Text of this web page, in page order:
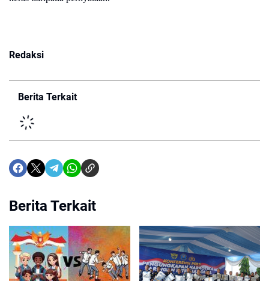
Redaksi
Berita Terkait
Berita Terkait